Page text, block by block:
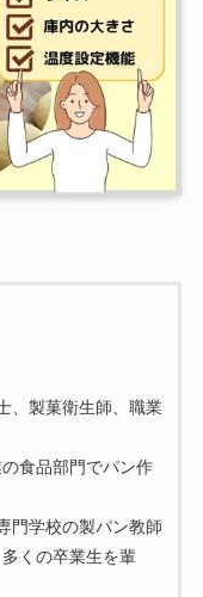
、製菓衛生師、職業
食品部門でパン作
門学校の製パン教師
くの卒業生を輩